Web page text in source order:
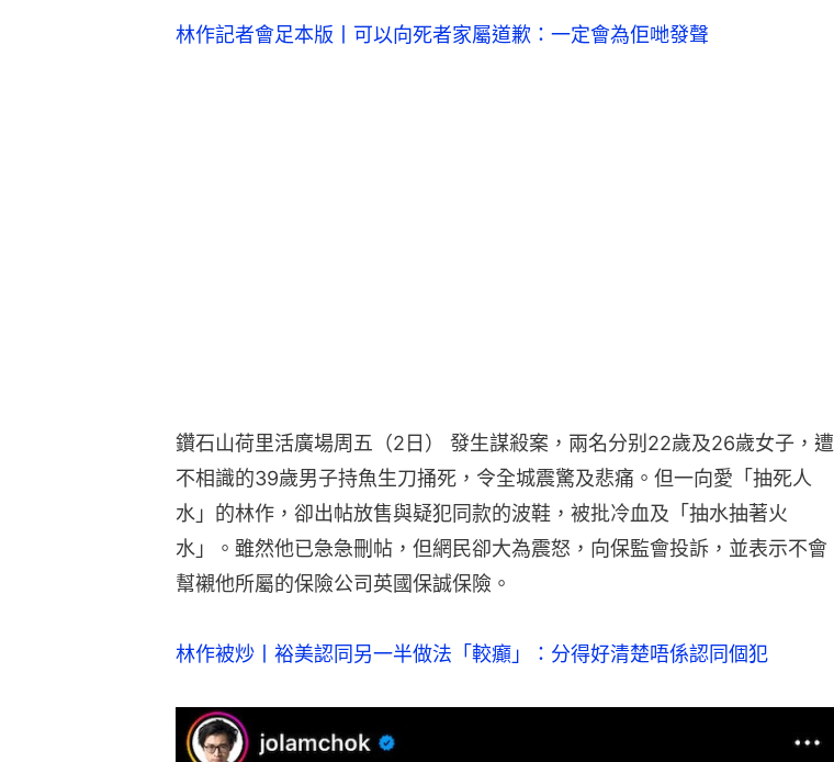
林作記者會足本版丨可以向死者家屬道歉：一定會為佢哋發聲
鑽石山荷里活廣場周五（2日） 發生謀殺案，兩名分别22歲及26歲女子，遭
不相識的39歲男子持魚生刀捅死，令全城震驚及悲痛。但一向愛「抽死人
水」的林作，卻出帖放售與疑犯同款的波鞋，被批冷血及「抽水抽著火
水」。雖然他已急急刪帖，但網民卻大為震怒，向保監會投訴，並表示不會
幫襯他所屬的保險公司英國保誠保險。
林作被炒丨裕美認同另一半做法「較癲」：分得好清楚唔係認同個犯